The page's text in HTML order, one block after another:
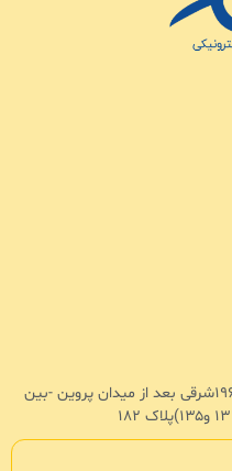
آدرس :تهران -تهرانپارس-خیابان ۱۹۶شرقی بعد از میدان پروین -بین